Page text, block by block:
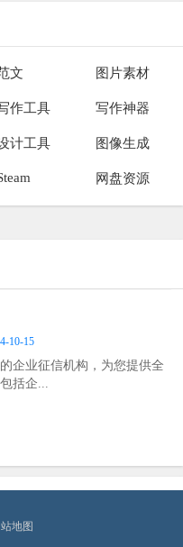
文 图片素材
作工具 写作神器
计工具 图像生成
网盘资源
10-15
企业征信机构，为您提供全
括企...
地图